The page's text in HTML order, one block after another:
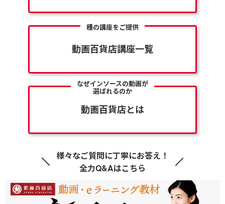
種の講座をご提供
動画百貨店講座一覧
なぜインソースの動画が
選ばれるのか
動画百貨店とは
様々なご質問に丁寧にお答え！
全力Q&Aはこちら